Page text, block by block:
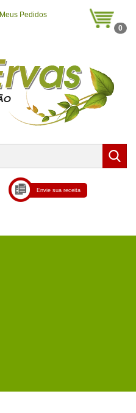
Meus Pedidos
0
Envie sua receita